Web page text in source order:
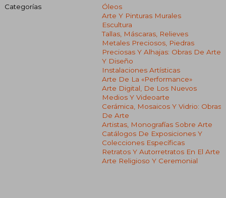
Categorías
Óleos
Arte Y Pinturas Murales
Escultura
Tallas, Máscaras, Relieves
Metales Preciosos, Piedras
Preciosas Y Alhajas: Obras De Arte
Y Diseño
Instalaciones Artísticas
Arte De La «performance»
Arte Digital, De Los Nuevos
Medios Y Videoarte
Cerámica, Mosaicos Y Vidrio: Obras
De Arte
Artistas, Monografías Sobre Arte
Catálogos De Exposiciones Y
Colecciones Específicas
Retratos Y Autorretratos En El Arte
Arte Religioso Y Ceremonial